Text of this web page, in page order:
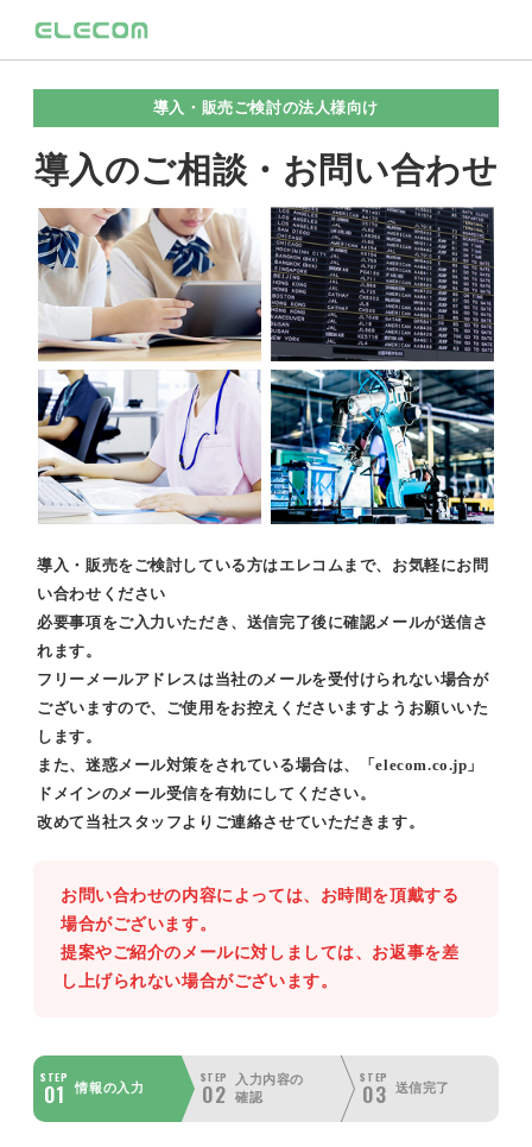
導入・販売ご検討の法人様向け
導入のご相談・お問い合わせ
導入・販売をご検討している方はエレコムまで、お気軽にお問
い合わせください
必要事項をご入力いただき、送信完了後に確認メールが送信さ
れます。
フリーメールアドレスは当社のメールを受付けられない場合が
ございますので、ご使用をお控えくださいますようお願いいた
します。
また、迷惑メール対策をされている場合は、「elecom.co.jp」
ドメインのメール受信を有効にしてください。
改めて当社スタッフよりご連絡させていただきます。
お問い合わせの内容によっては、お時間を頂戴する
場合がございます。
提案やご紹介のメールに対しましては、お返事を差
し上げられない場合がございます。
STEP
01 情報の入力
STEP
02
入力内容の
確認
STEP
03 送信完了